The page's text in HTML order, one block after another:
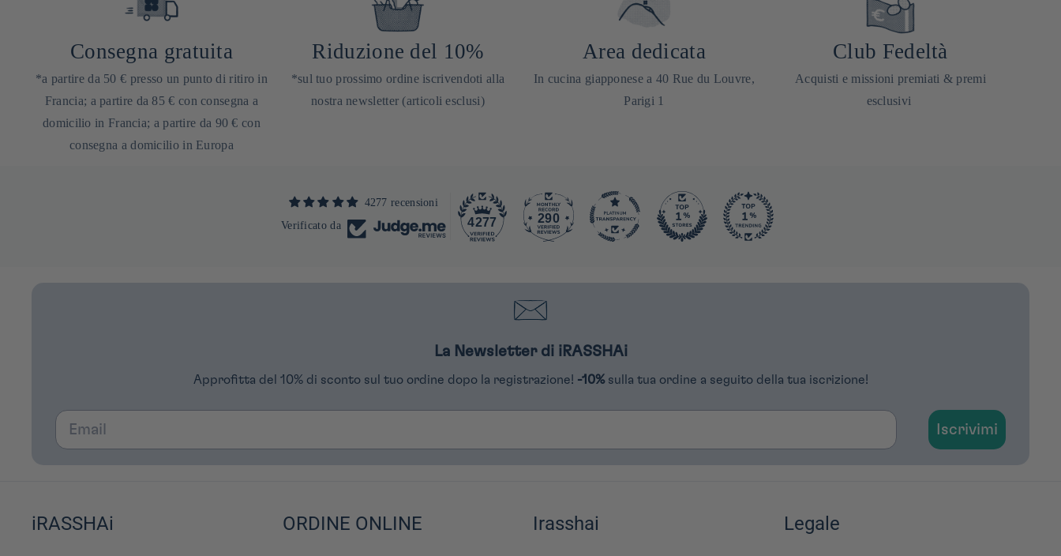
Consegna gratuita
*a partire da 50 € presso un punto di ritiro in
Francia; a partire da 85 € con consegna a
domicilio in Francia; a partire da 90 € con
consegna a domicilio in Europa
Riduzione del 10%
*sul tuo prossimo ordine iscrivendoti alla
nostra newsletter (articoli esclusi)
Area dedicata
In cucina giapponese a 40 Rue du Louvre,
Parigi 1
Club Fedeltà
Acquisti e missioni premiati & premi
esclusivi
4277 recensioni
Verificato da
4277 290
La Newsletter di iRASSHAi
Approfitta del 10% di sconto sul tuo ordine dopo la registrazione! -10% sulla tua ordine a seguito della tua iscrizione!
Email
Iscrivimi
iRASSHAi ORDINE ONLINE Irasshai Legale